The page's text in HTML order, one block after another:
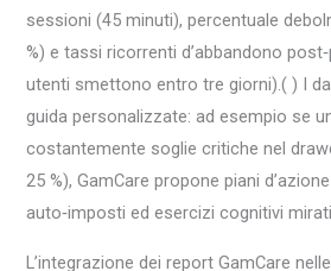
sessioni (45 minuti), percentuale
%) e tassi ricorrenti d’abbandono
utenti smettono entro tre giorni).( ) I
guida personalizzate: ad esempio se
costantemente soglie critiche nel
25 %), GamCare propone piani
auto‑imposti ed esercizi cognitivi
L’integrazione dei report GamCare